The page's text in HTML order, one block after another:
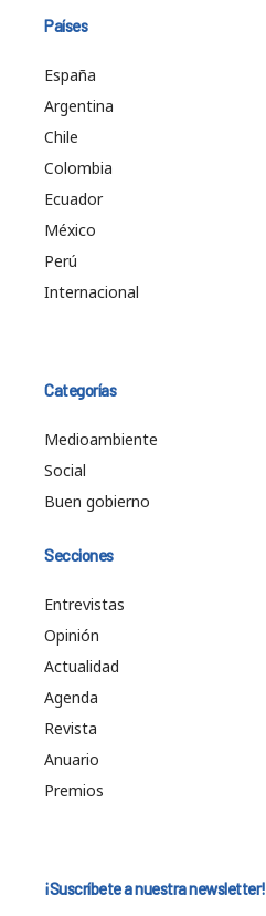
Países
España
Argentina
Chile
Colombia
Ecuador
México
Perú
Internacional
Categorías
Medioambiente
Social
Buen gobierno
Secciones
Entrevistas
Opinión
Actualidad
Agenda
Revista
Anuario
Premios
¡Suscríbete a nuestra newsletter!